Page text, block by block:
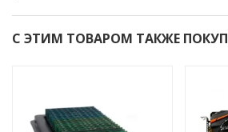
С ЭТИМ ТОВАРОМ ТАКЖЕ